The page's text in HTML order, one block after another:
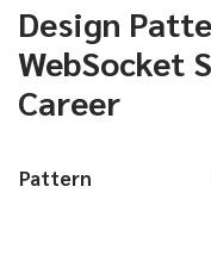
Design
WebSocket
Career
Pattern